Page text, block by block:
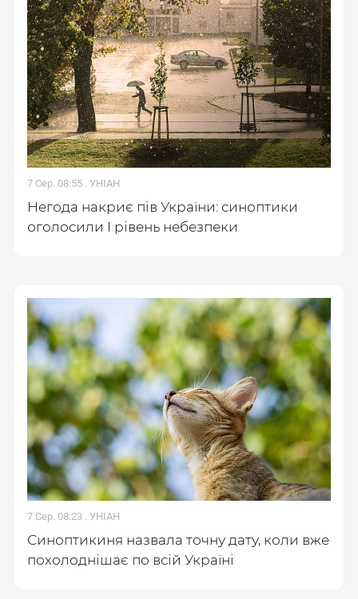
7 Сер. 08:55 . УНІАН
Негода накриє пів України: синоптики
оголосили І рівень небезпеки
7 Сер. 08:23 . УНІАН
Синоптикиня назвала точну дату, коли вже
похолоднішає по всій Україні